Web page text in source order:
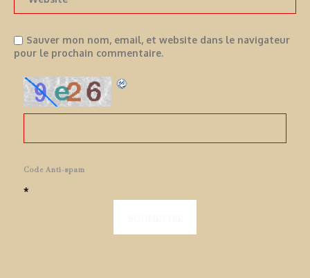
Sauver mon nom, email, et website dans le navigateur
pour le prochain commentaire.
Code Anti-spam
*